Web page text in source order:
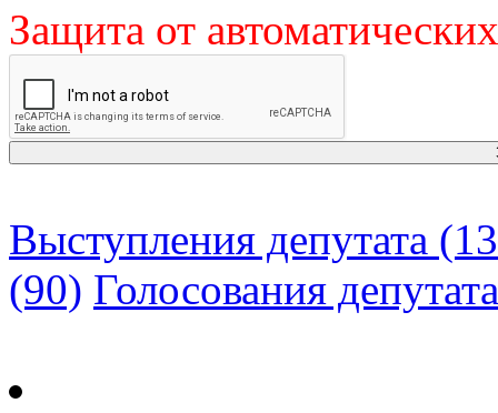
Защита от
Выступления депутата
(90) Голосования депутата